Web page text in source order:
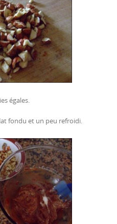
égales.
fondu et un peu refroidi.